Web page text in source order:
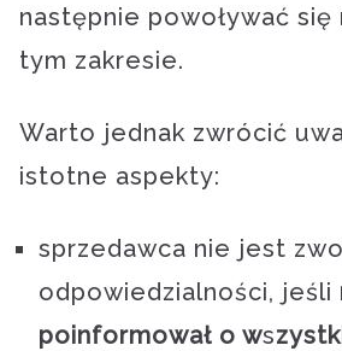
następnie powoływać się
tym zakresie.
Warto jednak zwrócić
istotne aspekty:
sprzedawca nie jest
odpowiedzialności, jeśli
poinformował o ws